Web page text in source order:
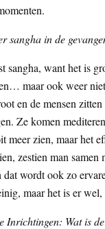
sangha in de
sangha, want het is
maar ook weer
en de mensen
Ze komen
meer zien, maar het
zestien man samen
dat wordt ook zo
maar het is er
Inrichtingen: Wat is